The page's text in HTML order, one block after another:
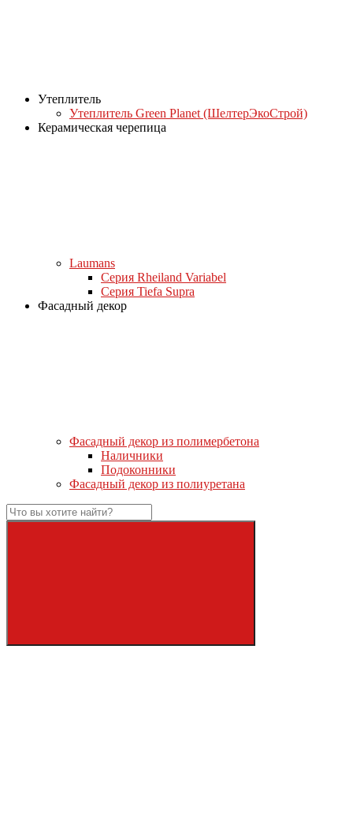
Утеплитель
Утеплитель Green Planet (ШелтерЭкоСтрой)
Керамическая черепица
Laumans
Серия Rheiland Variabel
Серия Tiefa Supra
Фасадный декор
Фасадный декор из полимербетона
Наличники
Подоконники
Фасадный декор из полиуретана